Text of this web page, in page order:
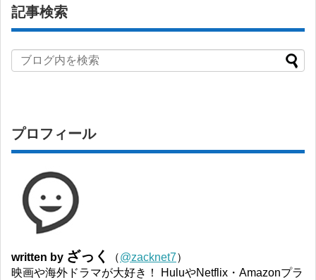
記事検索
プロフィール
written by ざっく （@zacknet7）
映画や海外ドラマが大好き！ HuluやNetflix・Amazonプラ